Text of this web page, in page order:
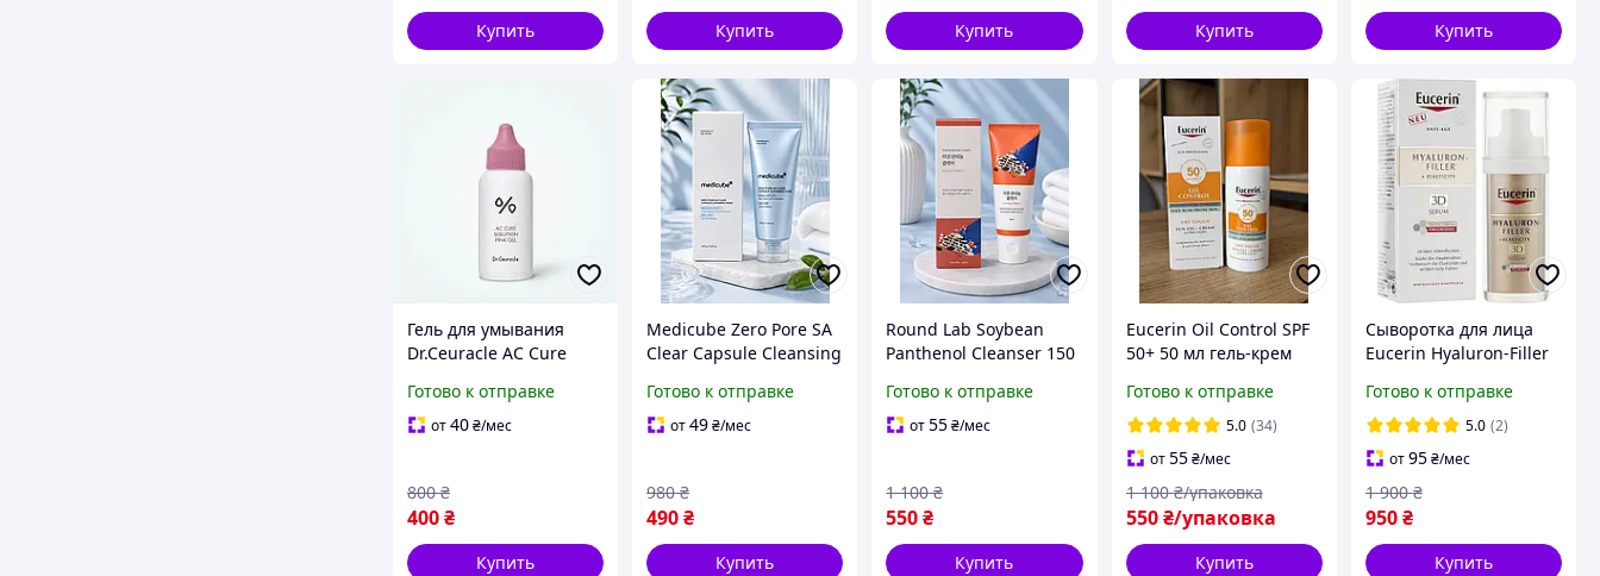
Купить Купить Купить Купить Купить
Гель для умывания
Dr.Ceuracle AC Cure
для проблемной и
жирной кожи, Green
Готово к отправке
от40₴/мес
400₴
800 ₴
Купить
Medicube Zero Pore SA
Clear Capsule Cleansing
очищающая пенка для
сужения пор
Готово к отправке
от49₴/мес
490₴
980 ₴
Купить
Round Lab Soybean
Panthenol Cleanser 150
очищающий гель для
умывания
Готово к отправке
от55₴/мес
550₴
1 100 ₴
Купить
Eucerin Oil Control SPF
50+ 50 мл гель-крем
сохнущей кожи с
матовым эффектом Dry
Touch
Готово к отправке
5.0 (34)
от55 ₴/мес
550 ₴/упаковка
1 100 ₴/упаковка
Купить
Сыворотка для лица
Eucerin Hyaluron-Filler
мл от морщин и
пигментации с
Thiamidol
Готово к отправке
5.0 (2)
от95₴/мес
950₴
1 900 ₴
Купить